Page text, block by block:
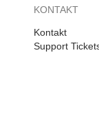
KONTAKT
Kontakt
Support